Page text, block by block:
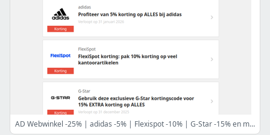
AD Webwinkel -25% | adidas -5% | Flexispot -10% | G-Star -15% en meer